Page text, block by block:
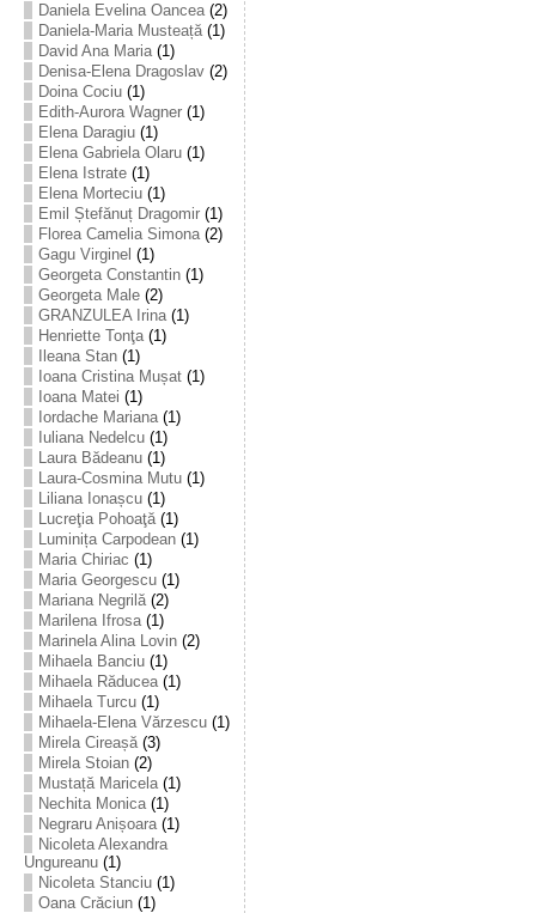
Daniela Evelina Oancea(2)
Daniela-Maria Musteață(1)
David Ana Maria(1)
Denisa-Elena Dragoslav(2)
Doina Cociu(1)
Edith-Aurora Wagner(1)
Elena Daragiu(1)
Elena Gabriela Olaru(1)
Elena Istrate(1)
Elena Morteciu(1)
Emil Ștefănuț Dragomir(1)
Florea Camelia Simona(2)
Gagu Virginel (1)
Georgeta Constantin(1)
Georgeta Male(2)
GRANZULEA Irina(1)
Henriette Tonţa(1)
Ileana Stan(1)
Ioana Cristina Mușat(1)
Ioana Matei (1)
Iordache Mariana(1)
Iuliana Nedelcu(1)
Laura Bădeanu(1)
Laura-Cosmina Mutu(1)
Liliana Ionașcu(1)
Lucreţia Pohoaţă(1)
Luminița Carpodean(1)
Maria Chiriac (1)
Maria Georgescu(1)
Mariana Negrilă(2)
Marilena Ifrosa(1)
Marinela Alina Lovin(2)
Mihaela Banciu(1)
Mihaela Răducea(1)
Mihaela Turcu(1)
Mihaela-Elena Vărzescu(1)
Mirela Cireașă(3)
Mirela Stoian(2)
Mustață Maricela(1)
Nechita Monica(1)
Negraru Anișoara(1)
Nicoleta Alexandra
Ungureanu(1)
Nicoleta Stanciu(1)
Oana Crăciun(1)